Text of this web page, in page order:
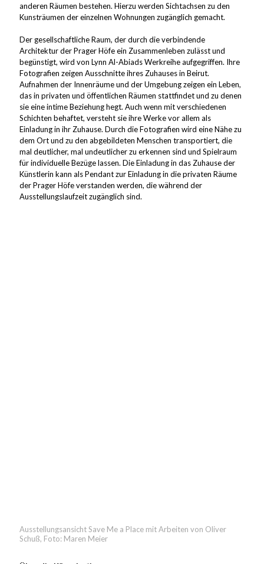
anderen Räumen bestehen. Hierzu werden Sichtachsen zu den
Kunsträumen der einzelnen Wohnungen zugänglich gemacht.
Der gesellschaftliche Raum, der durch die verbindende
Architektur der Prager Höfe ein Zusammenleben zulässt und
begünstigt, wird von Lynn Al-Abiads Werkreihe aufgegriffen. Ihre
Fotografien zeigen Ausschnitte ihres Zuhauses in Beirut.
Aufnahmen der Innenräume und der Umgebung zeigen ein Leben,
das in privaten und öffentlichen Räumen stattfindet und zu denen
sie eine intime Beziehung hegt. Auch wenn mit verschiedenen
Schichten behaftet, versteht sie ihre Werke vor allem als
Einladung in ihr Zuhause. Durch die Fotografien wird eine Nähe zu
dem Ort und zu den abgebildeten Menschen transportiert, die
mal deutlicher, mal undeutlicher zu erkennen sind und Spielraum
für individuelle Bezüge lassen. Die Einladung in das Zuhause der
Künstlerin kann als Pendant zur Einladung in die privaten Räume
der Prager Höfe verstanden werden, die während der
Ausstellungslaufzeit zugänglich sind.
Ausstellungsansicht Save Me a Place mit Arbeiten von Oliver
Schuß, Foto: Maren Meier